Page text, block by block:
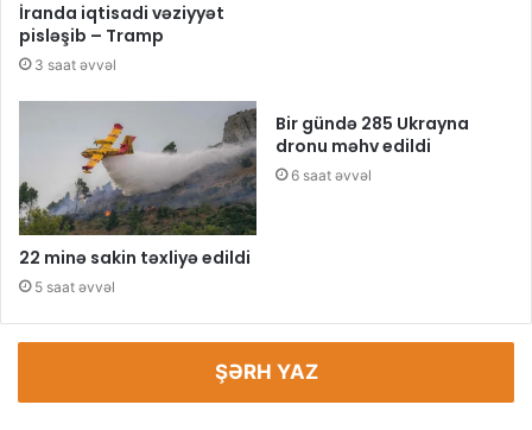
İranda iqtisadi vəziyyət
pisləşib – Tramp
3 saat əvvəl
22 minə sakin təxliyə edildi
5 saat əvvəl
Bir gündə 285 Ukrayna
dronu məhv edildi
6 saat əvvəl
ŞƏRH YAZ